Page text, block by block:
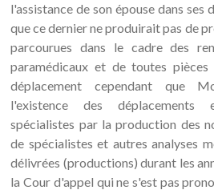
l'assistance de son épouse dans ses
que ce dernier ne produirait pas de
parcourues dans le cadre des
paramédicaux et de toutes
déplacement cependant que
l'existence des déplacements
spécialistes par la production des
de spécialistes et autres analyses
délivrées (productions) durant les
la Cour d'appel qui ne s'est pas